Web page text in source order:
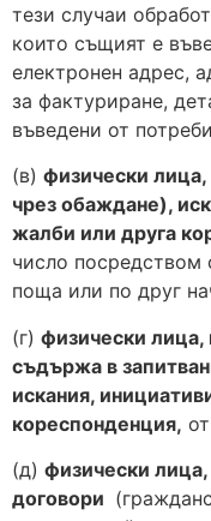
тези случаи
които същият е
електронен адрес,
за фактуриране,
въведени от
(в) физически лица,
чрез обаждане),
жалби или друга
число посредством
поща или по друг
(г) физически лица,
съдържа в
искания,
кореспонденция,
(д) физически
договори